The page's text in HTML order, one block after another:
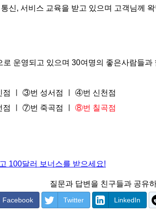
신, 서비스 교육을 받고 있으며 고객님께
로 운영되고 있으며 30여명의 좋은사람들과
ㅣ ③번 성서점 ㅣ ④번 신천점
ㅣ ⑦번 죽곡점 ㅣ ⑧번 칠곡점
100달러 보너스를 받으세요!
질문과 답변을 친구들과 공유
Facebook Twitter LinkedIn